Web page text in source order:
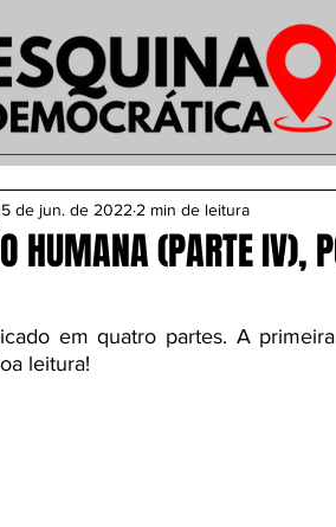
HUMANA (PARTE IV),
de jun. de 2022 2 min de leitura
em quatro partes. A
leitura!